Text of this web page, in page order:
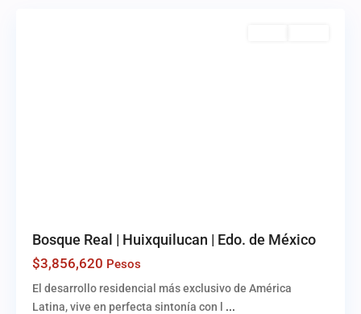
Bosque Real | Huixquilucan | Edo. de México
$3,856,620 Pesos
El desarrollo residencial más exclusivo de América
Latina, vive en perfecta sintonía con l ...